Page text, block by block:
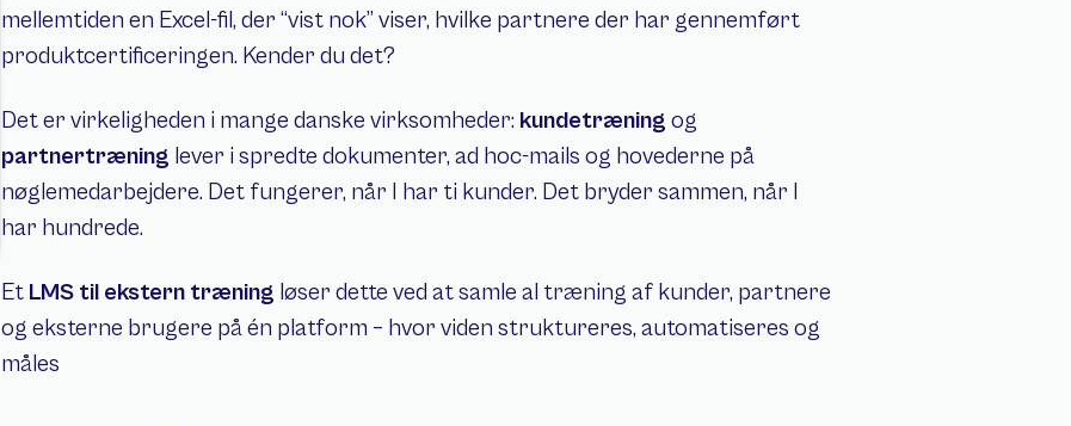
mellemtiden en Excel-fil, der “vist nok” viser, hvilke partnere der har gennemført
produktcertificeringen. Kender du det?
Det er virkeligheden i mange danske virksomheder: kundetræning
partnertræning lever i spredte dokumenter, ad hoc-mails og hovederne på
nøglemedarbejdere. Det fungerer, når I har ti kunder. Det bryder sammen, når I
har hundrede.
Et LMS til ekstern træning løser dette ved at samle al træning af kunder, partnere
og eksterne brugere på én platform – hvor viden struktureres, automatiseres og
måles